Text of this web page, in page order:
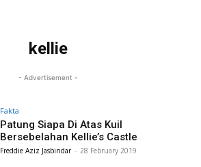
kellie
- Advertisement -
Fakta
Patung Siapa Di Atas Kuil
Bersebelahan Kellie’s Castle
Freddie Aziz Jasbindar - 28 February 2019